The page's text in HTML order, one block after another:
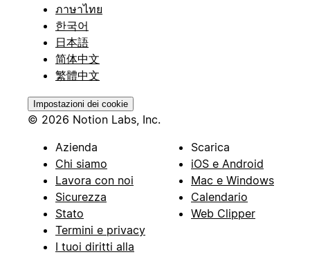
ภาษาไทย
한국어
日本語
简体中文
繁體中文
Impostazioni dei cookie
© 2026 Notion Labs, Inc.
Azienda
Chi siamo
Lavora con noi
Sicurezza
Stato
Termini e privacy
I tuoi diritti alla
Scarica
iOS e Android
Mac e Windows
Calendario
Web Clipper